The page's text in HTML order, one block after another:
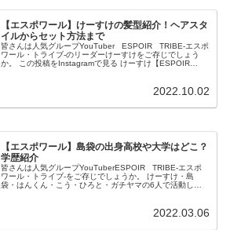
【エスポワール】けーすけの髪型紹介！ヘアスタ
イルからセット方法まで
皆さんは人気グループYouTuber ESPOIR TRIBE-エスポ
ワール・トライブ-のリーダーけーすけをご存じでしょう
か。 この投稿をInstagramで見る けーすけ【ESPOIR
2022.10.02
【エスポワール】島袋の出身高校や大学はどこ？
学歴紹介
皆さんは人気グループYouTuberESPOIR TRIBE-エスポ
ワール・トライブ-をご存じでしょうか。 けーすけ・島
袋・はんくん・こう・ひろと・ガチヤマの6人で活動して
2022.03.06